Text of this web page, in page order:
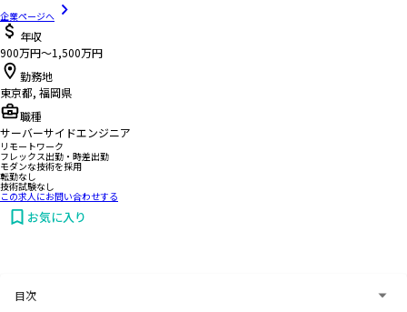
企業ページへ
年収
900万円〜1,500万円
勤務地
東京都, 福岡県
職種
サーバーサイドエンジニア
リモートワーク
フレックス出勤・時差出勤
モダンな技術を採用
転勤なし
技術試験なし
この求人にお問い合わせする
お気に入り
目次